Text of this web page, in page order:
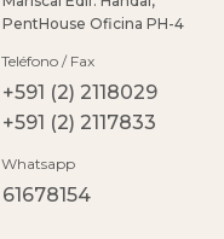
PentHouse Oficina PH-4
Teléfono / Fax
+591 (2) 2118029
+591 (2) 2117833
Whatsapp
61678154